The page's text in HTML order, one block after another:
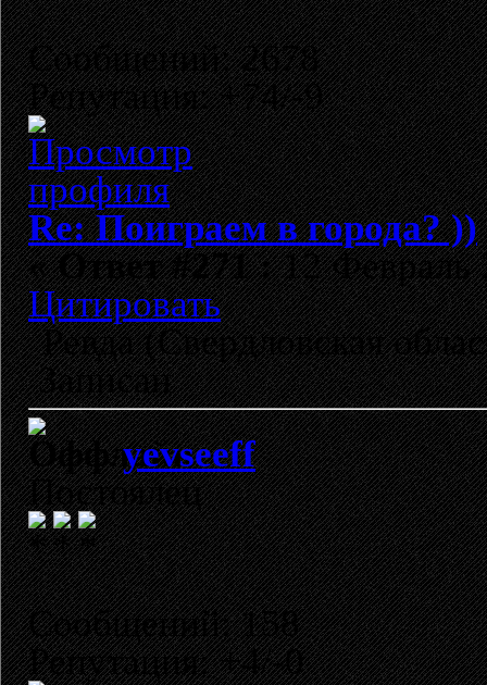
Сообщений: 2678
Репутация: +74/-9
Re: Поиграем в города? ))
«Ответ #271 :12 Февраль
Цитировать
Ревда (Свердловская
Записан
yevseeff
Постоялец
Сообщений: 158
Репутация: +4/-0